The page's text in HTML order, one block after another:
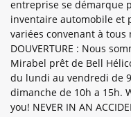
entreprise se démarque
inventaire automobile et
variées convenant à tous
DOUVERTURE : Nous
Mirabel prêt de Bell
du lundi au vendredi de
dimanche de 10h a 15h.
you! NEVER IN AN